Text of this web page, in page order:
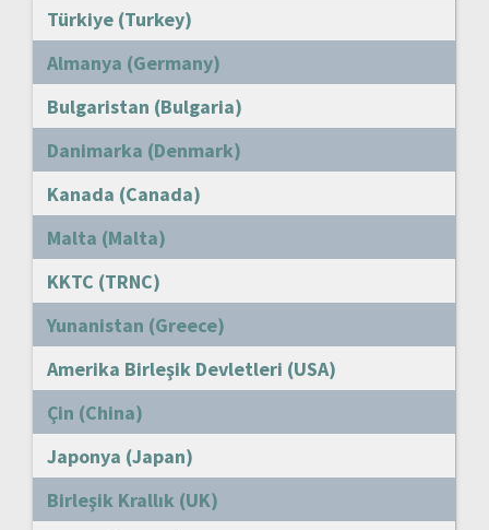
Türkiye (Turkey)
Almanya (Germany)
Bulgaristan (Bulgaria)
Danimarka (Denmark)
Kanada (Canada)
Malta (Malta)
KKTC (TRNC)
Yunanistan (Greece)
Amerika Birleşik Devletleri (USA)
Çin (China)
Japonya (Japan)
Birleşik Krallık (UK)